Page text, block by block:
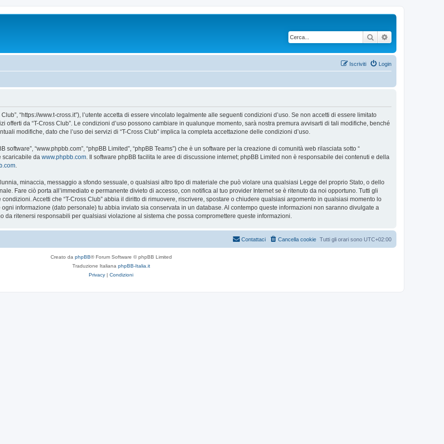
Cerca
Login
Iscriviti
Club”, “https://www.t-cross.it”), l’utente accetta di essere vincolato legalmente alle seguenti condizioni d’uso. Se non accetti di essere limitato
offerti da “T-Cross Club”. Le condizioni d’uso possono cambiare in qualunque momento, sarà nostra premura avvisarti di tali modifiche, benché
modifiche, dato che l’uso dei servizi di “T-Cross Club” implica la completa accettazione delle condizioni d’uso.
software”, “www.phpbb.com”, “phpBB Limited”, “phpBB Teams”) che è un software per la creazione di comunità web rilasciata sotto “
scaricabile da www.phpbb.com . Il software phpBB facilita le aree di discussione internet; phpBB Limited non è responsabile dei contenuti e della
minaccia, messaggio a sfondo sessuale, o qualsiasi altro tipo di materiale che può violare una qualsiasi Legge del proprio Stato, o dello
Fare ciò porta all’immediato e permanente divieto di accesso, con notifica al tuo provider Internet se è ritenuto da noi opportuno. Tutti gli
Accetti che “T-Cross Club” abbia il diritto di rimuovere, riscrivere, spostare o chiudere qualsiasi argomento in qualsiasi momento lo
informazione (dato personale) tu abbia inviato sia conservata in un database. Al contempo queste informazioni non saranno divulgate a
da ritenersi responsabili per qualsiasi violazione al sistema che possa compromettere queste informazioni.
Tutti gli orari sono UTC+02:00
Cancella cookie
Contattaci
Creato da phpBB® Forum Software © phpBB Limited
Traduzione Italiana phpBB-Italia.it
Privacy | Condizioni